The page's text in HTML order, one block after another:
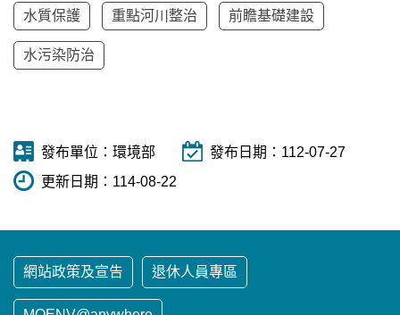
水質保護 重點河川整治 前瞻基礎建設
水污染防治
發布單位： 環境部 發布日期： 112-07-27
更新日期： 114-08-22
網站政策及宣告 退休人員專區